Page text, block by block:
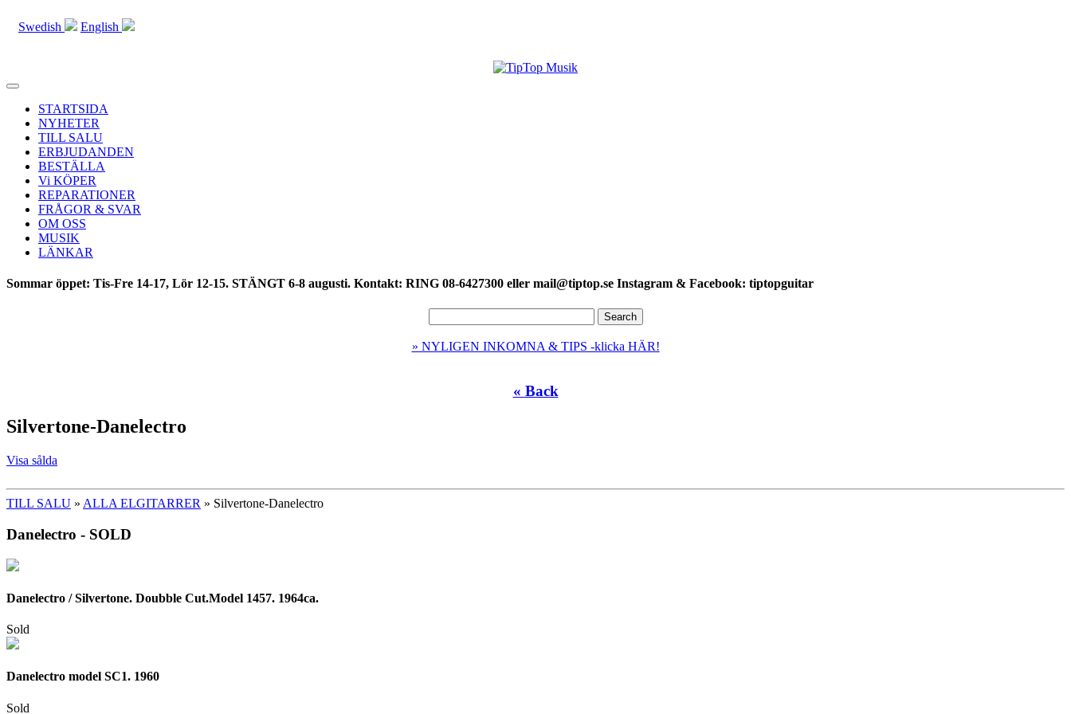
Swedish English
Toggle
navigationSTARTSIDA
NYHETER
TILL SALU
ERBJUDANDEN
BESTÄLLA
Vi KÖPER
REPARATIONER
FRÅGOR & SVAR
OM OSS
MUSIK
LÄNKAR
Sommar öppet: Tis-Fre 14-17, Lör 12-15. STÄNGT 6-8 augusti. Kontakt: RING 08-6427300 eller mail@tiptop.se Instagram & Facebook: tiptopguitar
» NYLIGEN INKOMNA & TIPS -klicka HÄR!
« Back
Silvertone-Danelectro
Visa sålda
TILL SALU » ALLA ELGITARRER » Silvertone-Danelectro
Danelectro - SOLD
Danelectro / Silvertone. Doubble Cut.Model 1457. 1964ca.
Sold
Danelectro model SC1. 1960
Sold